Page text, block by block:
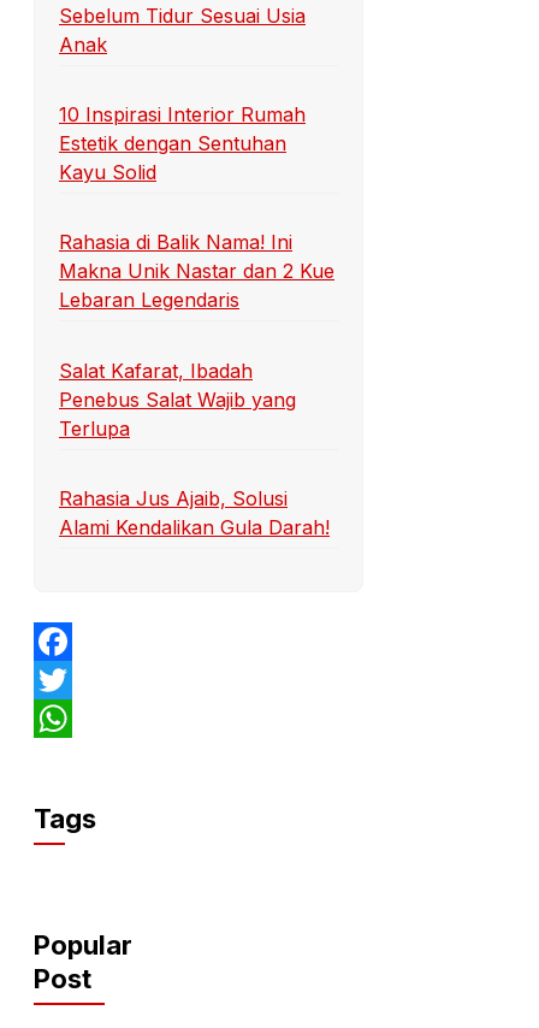
Sebelum Tidur Sesuai Usia
Anak
10 Inspirasi Interior Rumah
Estetik dengan Sentuhan
Kayu Solid
Rahasia di Balik Nama! Ini
Makna Unik Nastar dan 2 Kue
Lebaran Legendaris
Salat Kafarat, Ibadah
Penebus Salat Wajib yang
Terlupa
Rahasia Jus Ajaib, Solusi
Alami Kendalikan Gula Darah!
Facebook
Twitter
Tags
Popular
Post